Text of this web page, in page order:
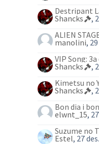
Destripant
Shancks
,
ALIEN
manolini,
VIP Song:
Shancks
,
Kimetsu no
Shancks
,
Bon dia i
elwnt_15,
Suzume no
Estel, 27